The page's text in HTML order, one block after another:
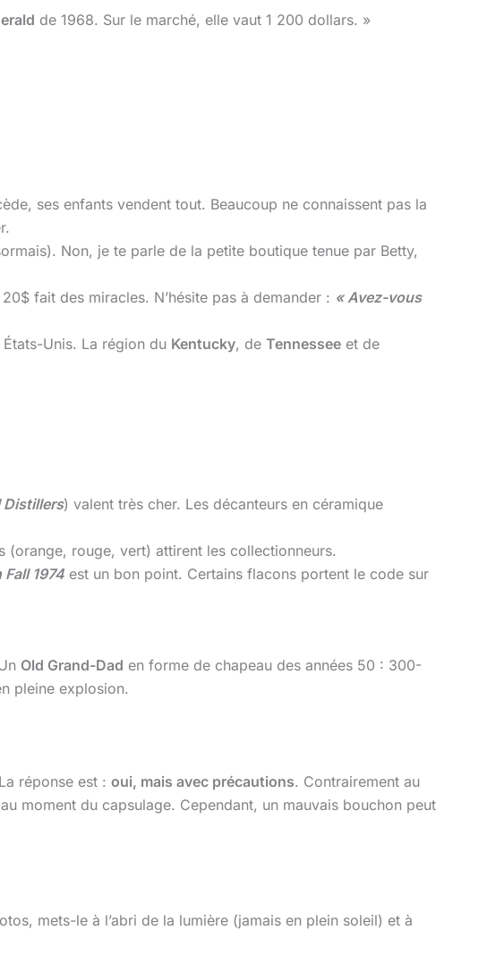
de 1968. Sur le marché, elle vaut 1 200 dollars. »
ses enfants vendent tout. Beaucoup ne connaissent pas la
Non, je te parle de la petite boutique tenue par Betty,
fait des miracles. N’hésite pas à demander : « Avez-vous
Unis. La région du Kentucky, de Tennessee et de
Distillers) valent très cher. Les décanteurs en céramique
(orange, rouge, vert) attirent les collectionneurs.
1974 est un bon point. Certains flacons portent le code sur
Old Grand-Dad en forme de chapeau des années 50 : 300-
pleine explosion.
réponse est : oui, mais avec précautions. Contrairement au
moment du capsulage. Cependant, un mauvais bouchon peut
mets-le à l’abri de la lumière (jamais en plein soleil) et à